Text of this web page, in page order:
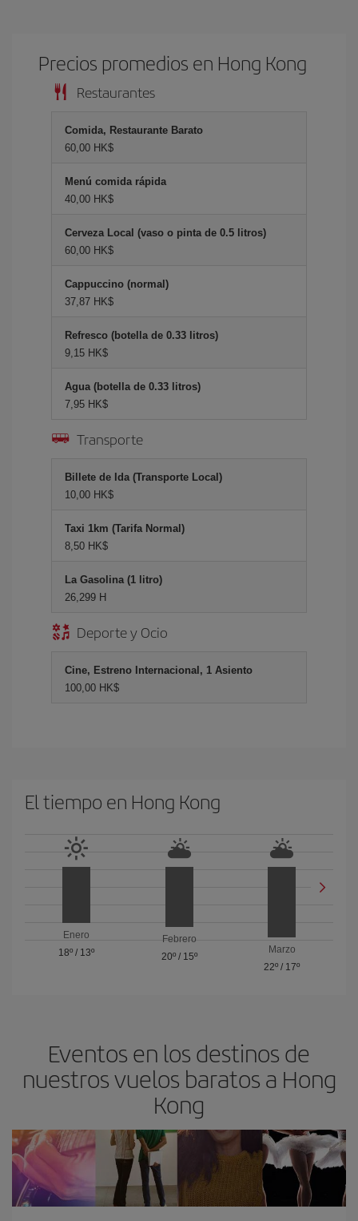
Precios promedios en Hong Kong
Restaurantes
Comida, Restaurante Barato
60,00 HK$
Menú comida rápida
40,00 HK$
Cerveza Local (vaso o pinta de 0.5 litros)
60,00 HK$
Cappuccino (normal)
37,87 HK$
Refresco (botella de 0.33 litros)
9,15 HK$
Agua (botella de 0.33 litros)
7,95 HK$
Transporte
Billete de Ida (Transporte Local)
10,00 HK$
Taxi 1km (Tarifa Normal)
8,50 HK$
La Gasolina (1 litro)
26,299 H
Deporte y Ocio
Cine, Estreno Internacional, 1 Asiento
100,00 HK$
El tiempo en Hong Kong
Enero
18º/ 13º
Febrero
20º/ 15º
Marzo
22º / 17º
Eventos en los destinos de
nuestros vuelos baratos a Hong
Kong